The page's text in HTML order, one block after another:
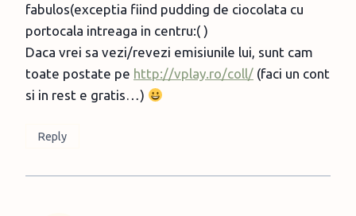
fabulos(exceptia fiind pudding de ciocolata cu
portocala intreaga in centru:( )
Daca vrei sa vezi/revezi emisiunile lui, sunt cam
toate postate pe http://vplay.ro/coll/ (faci un cont
si in rest e gratis…)
Reply